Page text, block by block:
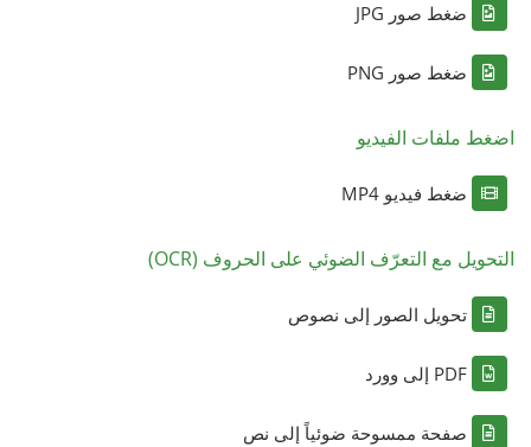
ضغط صور JPG
ضغط صور PNG
اضغط ملفات الفيديو
ضغط فيديو MP4
التحويل مع التعرّف الضوئي على الحروف (OCR)
تحويل الصور إلى نصوص
PDF إلى وورد
صفحة ممسوحة ضوئياً إلى نص